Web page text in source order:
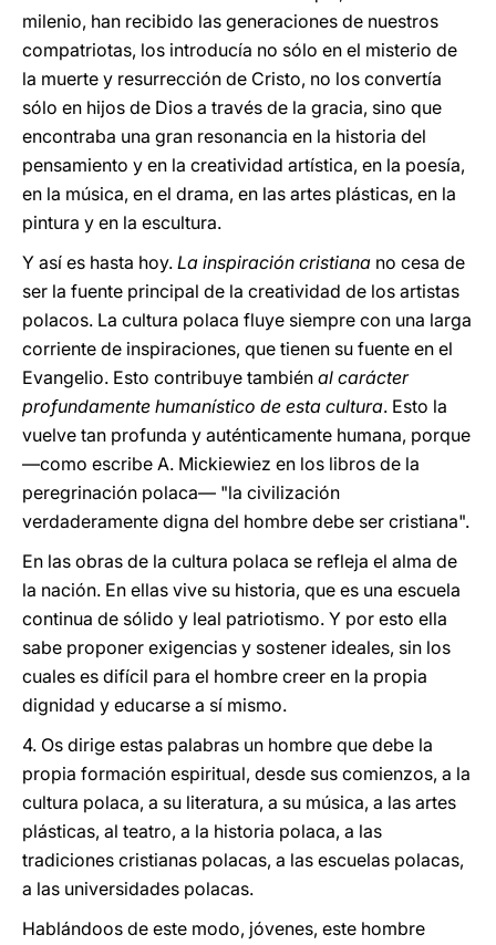
milenio, han recibido las generaciones de nuestros
compatriotas, los introducía no sólo en el misterio de
la muerte y resurrección de Cristo, no los convertía
sólo en hijos de Dios a través de la gracia, sino que
encontraba una gran resonancia en la historia del
pensamiento y en la creatividad artística, en la poesía,
en la música, en el drama, en las artes plásticas, en la
pintura y en la escultura.
Y así es hasta hoy. La inspiración cristiana no cesa de
ser la fuente principal de la creatividad de los artistas
polacos. La cultura polaca fluye siempre con una larga
corriente de inspiraciones, que tienen su fuente en el
Evangelio. Esto contribuye también al carácter
profundamente humanístico de esta cultura. Esto la
vuelve tan profunda y auténticamente humana, porque
—como escribe A. Mickiewiez en los libros de la
peregrinación polaca— "la civilización
verdaderamente digna del hombre debe ser cristiana".
En las obras de la cultura polaca se refleja el alma de
la nación. En ellas vive su historia, que es una escuela
continua de sólido y leal patriotismo. Y por esto ella
sabe proponer exigencias y sostener ideales, sin los
cuales es difícil para el hombre creer en la propia
dignidad y educarse a sí mismo.
4. Os dirige estas palabras un hombre que debe la
propia formación espiritual, desde sus comienzos, a la
cultura polaca, a su literatura, a su música, a las artes
plásticas, al teatro, a la historia polaca, a las
tradiciones cristianas polacas, a las escuelas polacas,
a las universidades polacas.
Hablándoos de este modo, jóvenes, este hombre